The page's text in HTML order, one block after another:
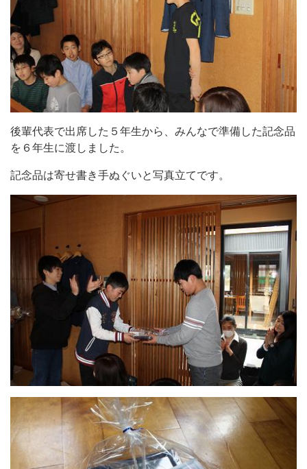
後輩代表で出席した５年生から、みんなで準備した記念品
を６年生に渡しました。
記念品は寄せ書き手ぬぐいと写真立てです。